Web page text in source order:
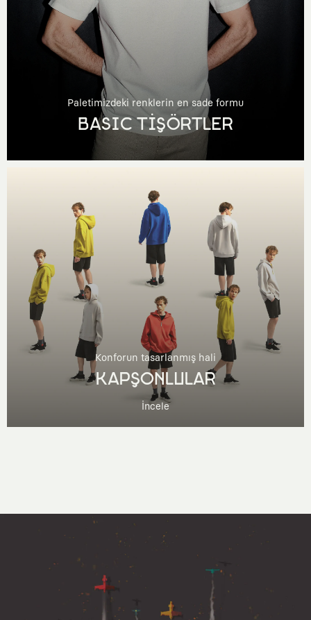
Paletimizdeki renklerin en sade formu
BASIC TİŞÖRTLER
Konforun tasarlanmış hali
KAPŞONLULAR
İncele